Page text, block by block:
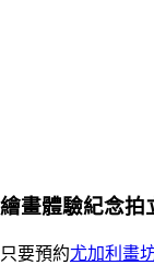
繪畫體驗紀念拍
只要預約尤加利畫